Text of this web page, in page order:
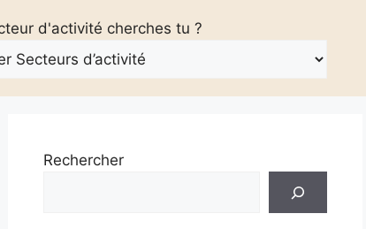
d'activité cherches tu ?
Rechercher